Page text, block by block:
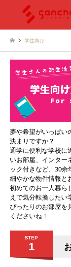
学生向け
夢や希望がいっぱい
決まりですか？
通学に便利な学校に
いお部屋、インター
ック付きなど、30
細やかな物件情報と
初めてのお一人暮ら
えで気分転換したい
ぴったりのお部屋を
くださいね！
STEP
1